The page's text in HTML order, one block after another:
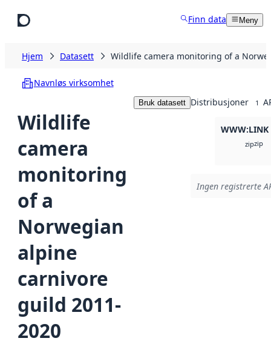
Finn data Meny
Hjem Datasett Wildlife camera monitoring of a
Navnløs virksomhet
Wildlife
camera
monitoring
of a
Norwegian
alpine
carnivore
guild 2011-
2020
Bruk datasett Distribusjoner 1
WWW:LINK
zipzip
Ingen registrerte